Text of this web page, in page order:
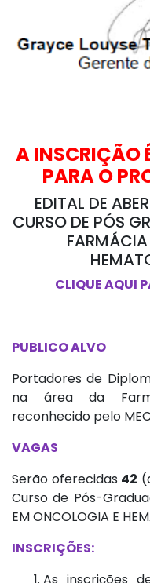
A INSCRIÇÃO
PARA O
EDITAL DE
CURSO DE PÓS
CLIQUE AQUI
PUBLICO ALVO
Portadores de
na área da
reconhecido pelo
VAGAS
Serão oferecidas 42
Curso de Pós-
EM ONCOLOGIA E
INSCRIÇÕES: